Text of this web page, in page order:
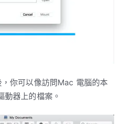
你可以像訪問Mac 電腦的本
動器上的檔案。